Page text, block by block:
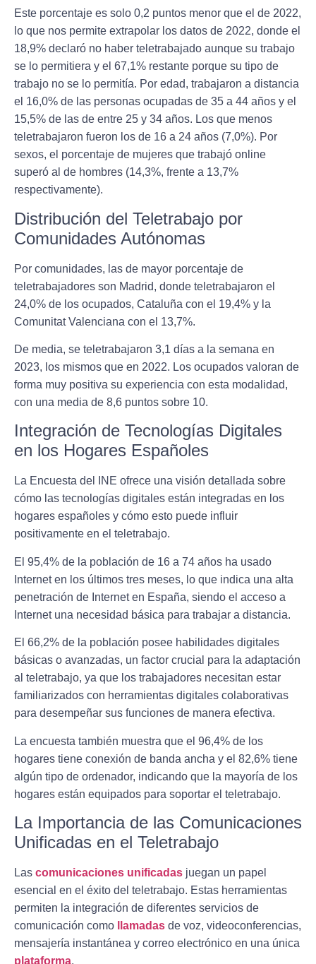
Este porcentaje es solo 0,2 puntos menor que el de 2022,
lo que nos permite extrapolar los datos de 2022, donde el
18,9% declaró no haber teletrabajado aunque su trabajo
se lo permitiera y el 67,1% restante porque su tipo de
trabajo no se lo permitía. Por edad, trabajaron a distancia
el 16,0% de las personas ocupadas de 35 a 44 años y el
15,5% de las de entre 25 y 34 años. Los que menos
teletrabajaron fueron los de 16 a 24 años (7,0%). Por
sexos, el porcentaje de mujeres que trabajó online
superó al de hombres (14,3%, frente a 13,7%
respectivamente).
Distribución del Teletrabajo por
Comunidades Autónomas
Por comunidades, las de mayor porcentaje de
teletrabajadores son Madrid, donde teletrabajaron el
24,0% de los ocupados, Cataluña con el 19,4% y la
Comunitat Valenciana con el 13,7%.
De media, se teletrabajaron 3,1 días a la semana en
2023, los mismos que en 2022. Los ocupados valoran de
forma muy positiva su experiencia con esta modalidad,
con una media de 8,6 puntos sobre 10.
Integración de Tecnologías Digitales
en los Hogares Españoles
La Encuesta del INE ofrece una visión detallada sobre
cómo las tecnologías digitales están integradas en los
hogares españoles y cómo esto puede influir
positivamente en el teletrabajo.
El 95,4% de la población de 16 a 74 años ha usado
Internet en los últimos tres meses, lo que indica una alta
penetración de Internet en España, siendo el acceso a
Internet una necesidad básica para trabajar a distancia.
El 66,2% de la población posee habilidades digitales
básicas o avanzadas, un factor crucial para la adaptación
al teletrabajo, ya que los trabajadores necesitan estar
familiarizados con herramientas digitales colaborativas
para desempeñar sus funciones de manera efectiva.
La encuesta también muestra que el 96,4% de los
hogares tiene conexión de banda ancha y el 82,6% tiene
algún tipo de ordenador, indicando que la mayoría de los
hogares están equipados para soportar el teletrabajo.
La Importancia de las Comunicaciones
Unificadas en el Teletrabajo
Las comunicaciones unificadas juegan un papel
esencial en el éxito del teletrabajo. Estas herramientas
permiten la integración de diferentes servicios de
comunicación como
llamadas de voz, videoconferencias,
mensajería instantánea y correo electrónico en una única
plataforma.